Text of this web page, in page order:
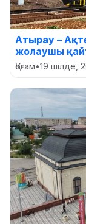
Атырау –
жолаушы
Қоғам•19 шілде,